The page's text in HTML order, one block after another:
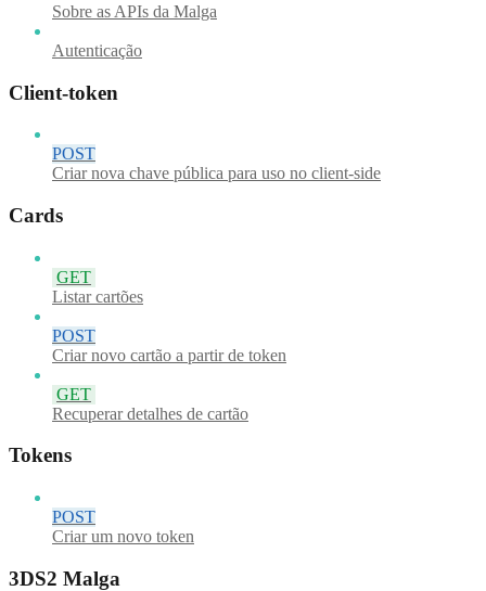
Sobre as APIs da Malga
Autenticação
Client-token
POST
Criar nova chave pública para uso no client-side
Cards
GET
Listar cartões
POST
Criar novo cartão a partir de token
GET
Recuperar detalhes de cartão
Tokens
POST
Criar um novo token
3DS2 Malga